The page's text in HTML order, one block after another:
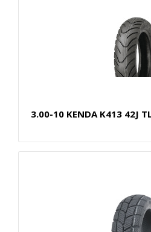
3.00-10 KENDA K413 42J